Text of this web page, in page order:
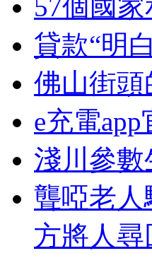
57個國
貸款“明
佛山街
e充電
淺川參
聾啞老
方將人尋